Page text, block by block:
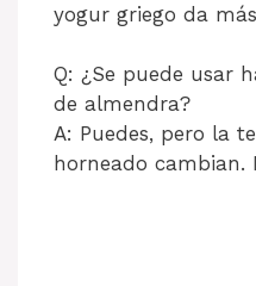
yogur griego da
Q: ¿Se puede usar
de almendra?
A: Puedes, pero la
horneado cambian.